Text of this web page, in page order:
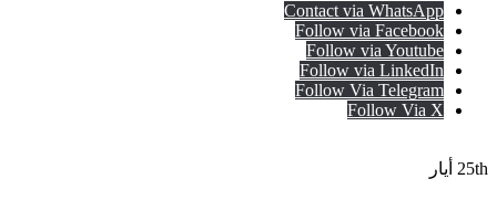
Contact via WhatsApp
Follow via Facebook
Follow via Youtube
Follow via LinkedIn
Follow Via Telegram
Follow Via X
25th أيار